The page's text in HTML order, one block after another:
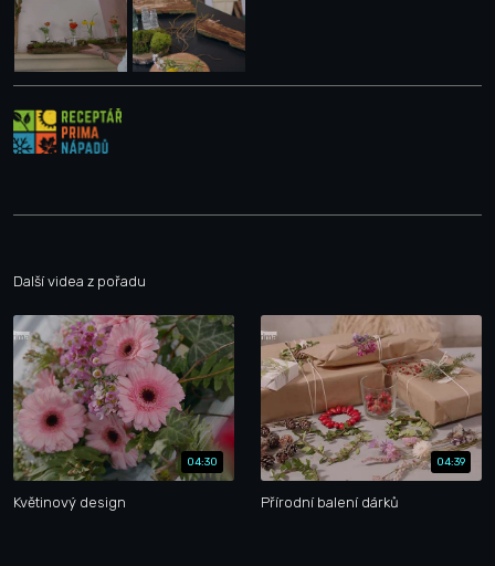
Další videa z pořadu
04:30
Květinový design
04:39
Přírodní balení dárků